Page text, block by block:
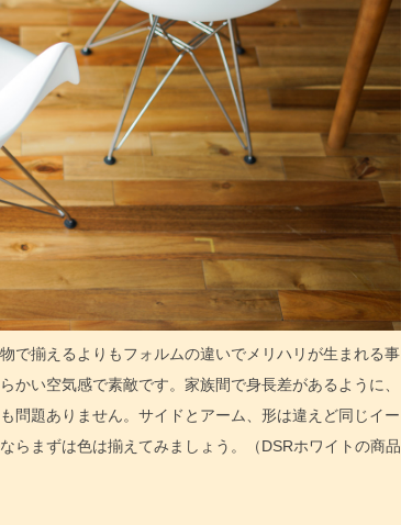
で揃えるよりもフォルムの違いでメリハリが生まれる事
い空気感で素敵です。家族間で身長差があるように、
問題ありません。サイドとアーム、形は違えど同じイー
らまずは色は揃えてみましょう。（DSRホワイトの商品